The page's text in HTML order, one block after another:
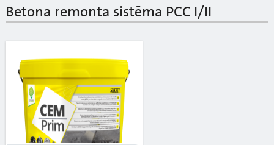
Projekti
Toņu karte
Par mums
Betona remonta sistēma PCC I/II